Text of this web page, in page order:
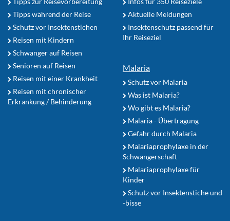
Tipps während der Reise
Schutz vor Insektenstichen
Reisen mit Kindern
Schwanger auf Reisen
Senioren auf Reisen
Reisen mit einer Krankheit
Reisen mit chronischer
Erkrankung / Behinderung
Aktuelle Meldungen
Insektenschutz passend für
Ihr Reiseziel
Malaria
Schutz vor Malaria
Was ist Malaria?
Wo gibt es Malaria?
Malaria - Übertragung
Gefahr durch Malaria
Malariaprophylaxe in der
Schwangerschaft
Malariaprophylaxe für
Kinder
Schutz vor Insektenstiche und
-bisse